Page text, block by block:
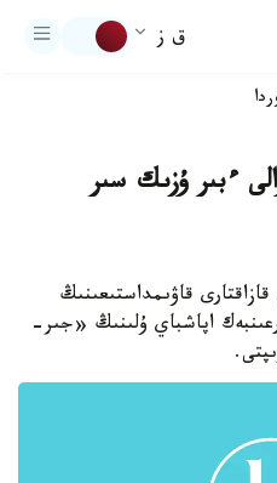
ق ز
ءبىر ۇزىك سىر
قاۋىمداستىعىنىڭ
اپاشباي ۇلىنىڭ «جىر-